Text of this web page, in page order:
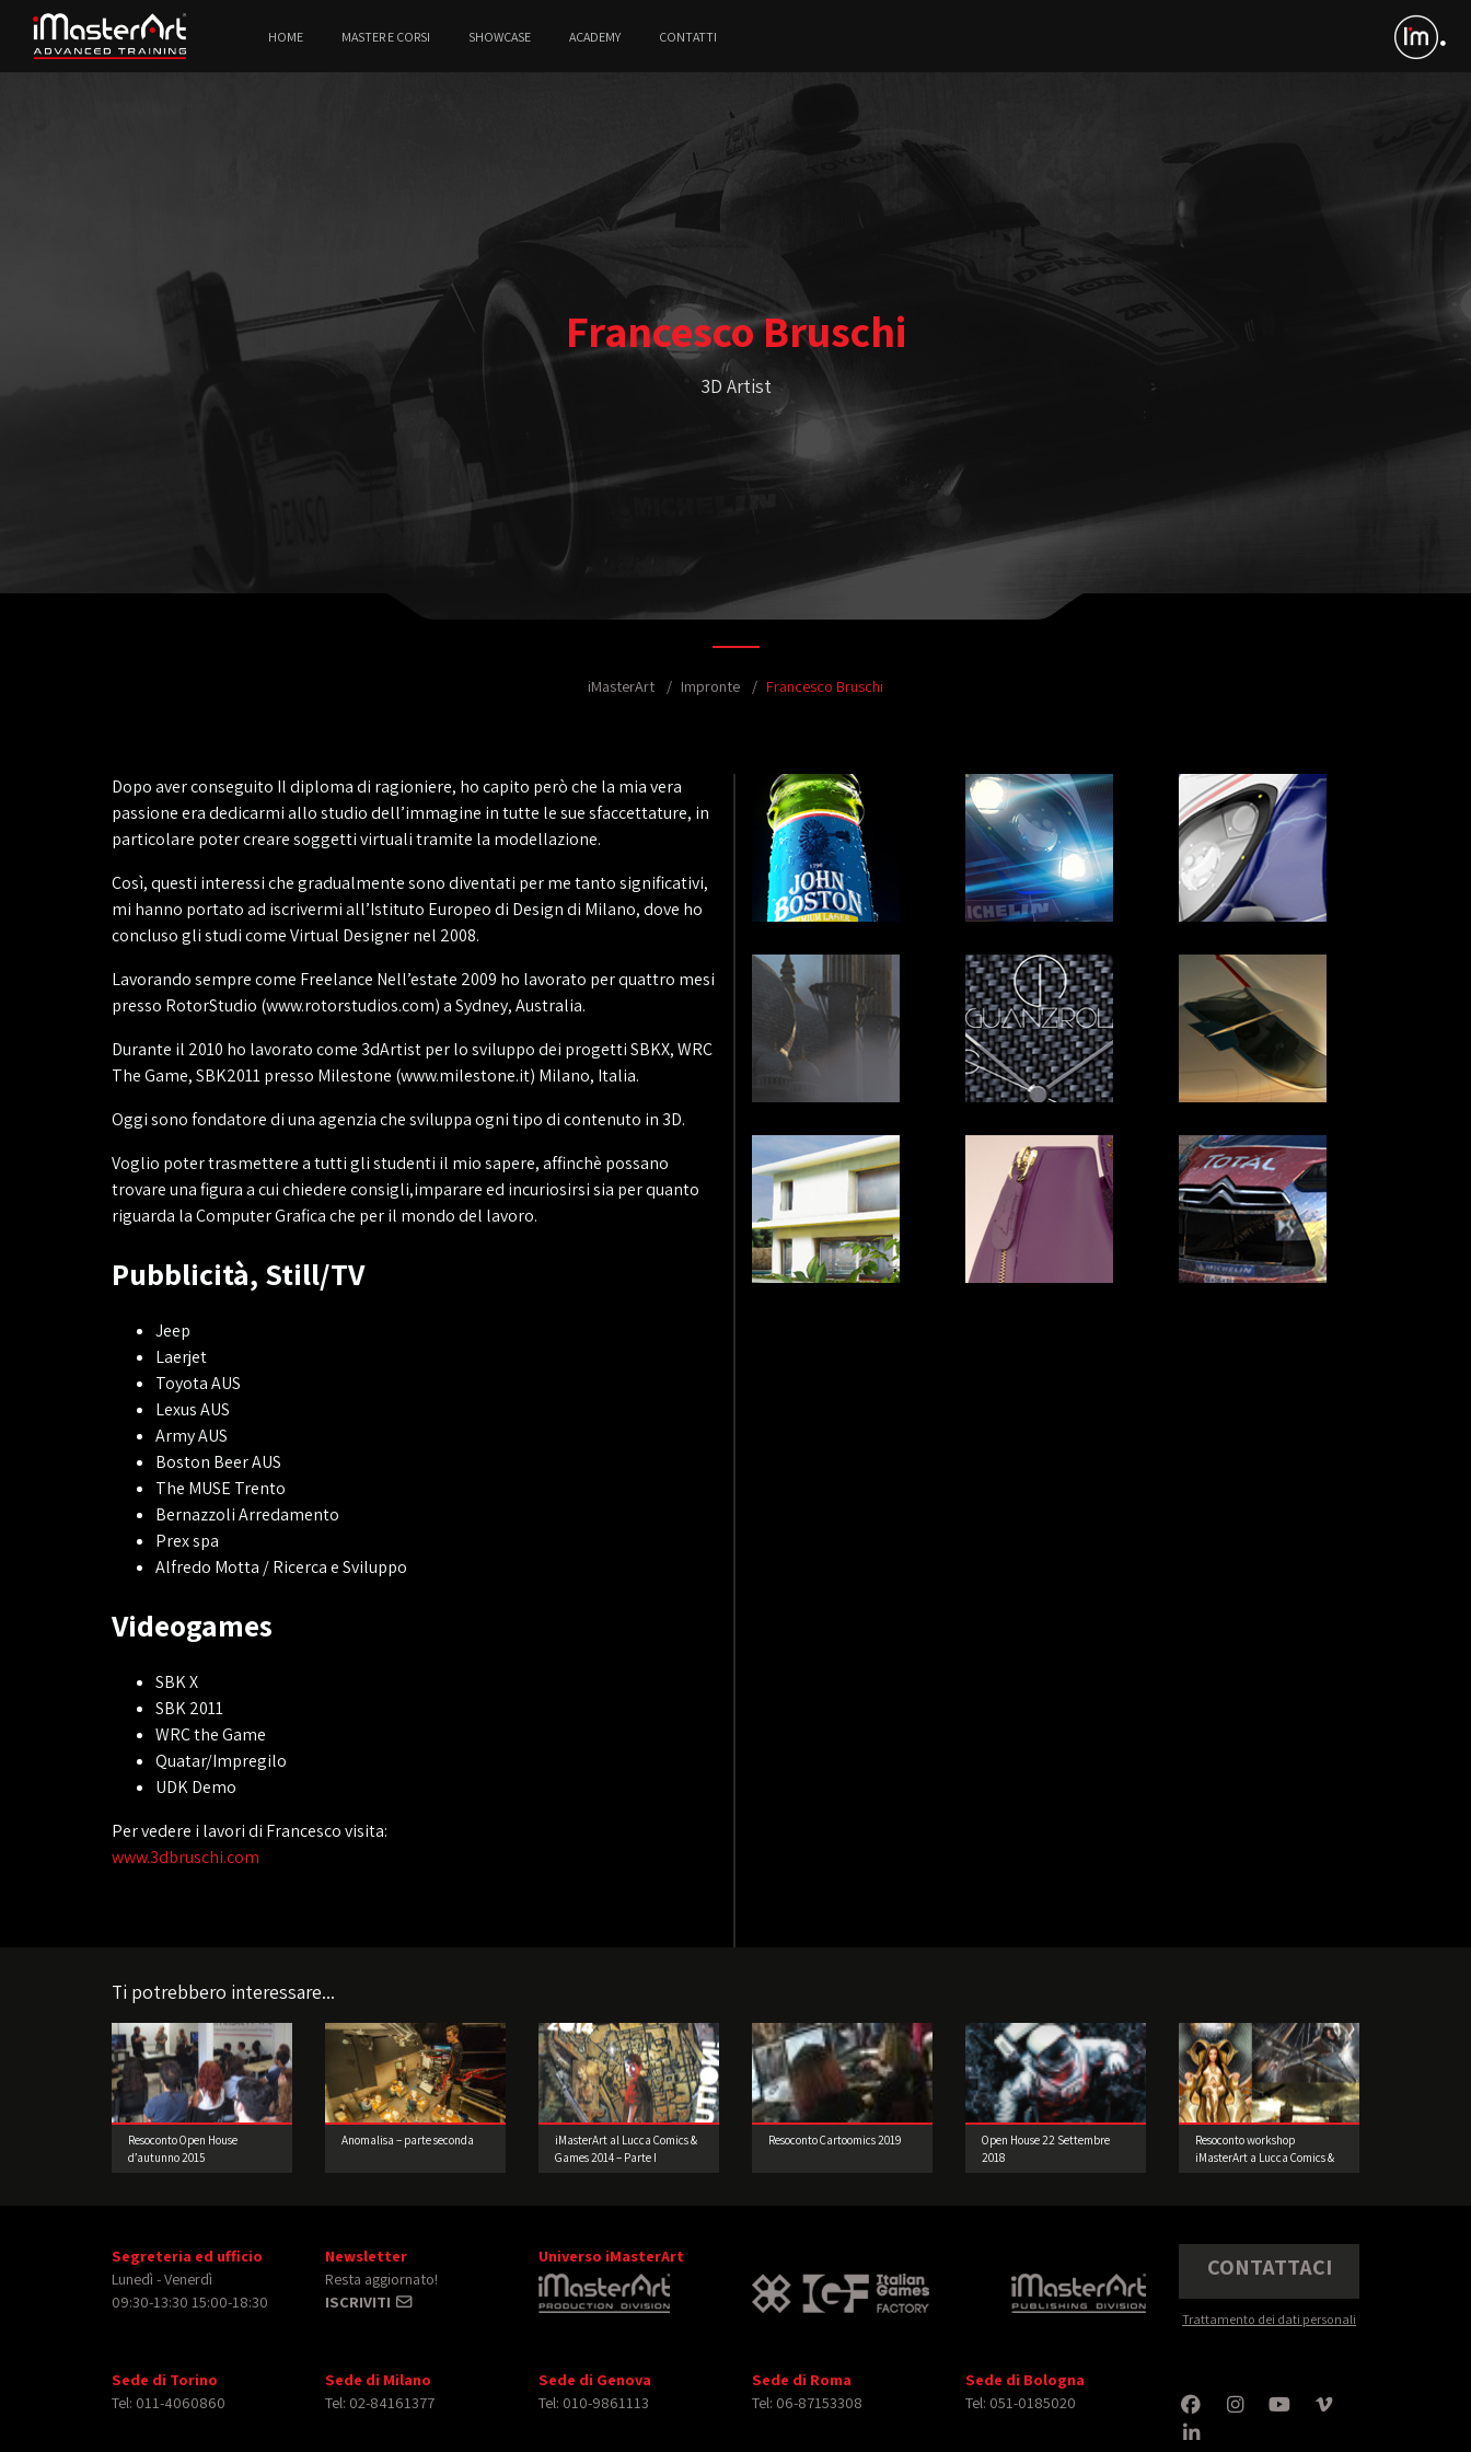
HOME MASTER E CORSI SHOWCASE ACADEMY CONTATTI
Francesco Bruschi
3D Artist
iMasterArt Impronte Francesco Bruschi
Dopo aver conseguito Il diploma di ragioniere, ho capito però che la mia vera
passione era dedicarmi allo studio dell’immagine in tutte le sue sfaccettature, in
particolare poter creare soggetti virtuali tramite la modellazione.
Così, questi interessi che gradualmente sono diventati per me tanto significativi,
mi hanno portato ad iscrivermi all’Istituto Europeo di Design di Milano, dove ho
concluso gli studi come Virtual Designer nel 2008.
Lavorando sempre come Freelance Nell’estate 2009 ho lavorato per quattro mesi
presso RotorStudio (www.rotorstudios.com) a Sydney, Australia.
Durante il 2010 ho lavorato come 3dArtist per lo sviluppo dei progetti SBKX, WRC
The Game, SBK2011 presso Milestone (www.milestone.it) Milano, Italia.
Oggi sono fondatore di una agenzia che sviluppa ogni tipo di contenuto in 3D.
Voglio poter trasmettere a tutti gli studenti il mio sapere, affinchè possano
trovare una figura a cui chiedere consigli,imparare ed incuriosirsi sia per quanto
riguarda la Computer Grafica che per il mondo del lavoro.
Pubblicità, Still/TV
Jeep
Laerjet
Toyota AUS
Lexus AUS
Army AUS
Boston Beer AUS
The MUSE Trento
Bernazzoli Arredamento
Prex spa
Alfredo Motta / Ricerca e Sviluppo
Videogames
SBK X
SBK 2011
WRC the Game
Quatar/Impregilo
UDK Demo
Per vedere i lavori di Francesco visita:
www.3dbruschi.com
Ti potrebbero interessare...
Resoconto Open House
d’autunno 2015
Anomalisa – parte seconda
iMasterArt al Lucca Comics &
Games 2014 – Parte I
Resoconto Cartoomics 2019
Open House 22 Settembre
2018
Resoconto workshop
iMasterArt a Lucca Comics &
Segreteria ed ufficio
Lunedì - Venerdì
09:30-13:30 15:00-18:30
Newsletter
Resta aggiornato!
ISCRIVITI
Universo iMasterArt CONTATTACI
Trattamento dei dati personali
Sede di Torino
Tel: 011-4060860
Sede di Milano
Tel: 02-84161377
Sede di Genova
Tel: 010-9861113
Sede di Roma
Tel: 06-87153308
Sede di Bologna
Tel: 051-0185020